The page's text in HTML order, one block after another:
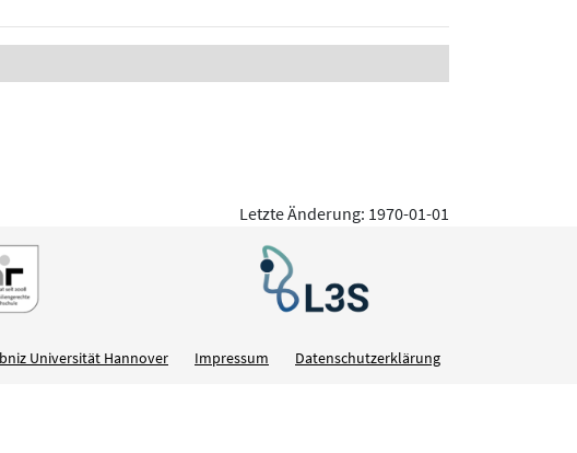
Letzte Änderung: 1970-01-01
Universität Hannover Impressum Datenschutzerklärung